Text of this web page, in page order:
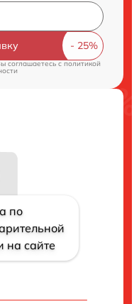
соглашаетесь cполитикой
по
на сайте